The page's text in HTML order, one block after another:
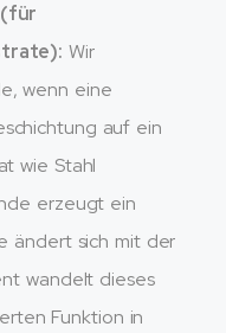
Wir
wenn eine
auf ein
wie Stahl
erzeugt ein
ändert sich mit der
wandelt dieses
Funktion in